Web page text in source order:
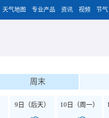
天气地图 专业产品 资讯 视频 节气
周末
9日（后天） 10日（周一）